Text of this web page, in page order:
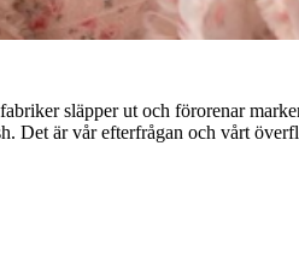
släpper ut och förorenar
Det är vår efterfrågan och vårt